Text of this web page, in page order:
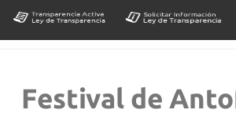
Festival de